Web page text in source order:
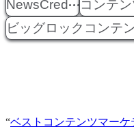
NewsCred
コンテ
ビッグロックコンテ
“ベストコンテンツマーケ